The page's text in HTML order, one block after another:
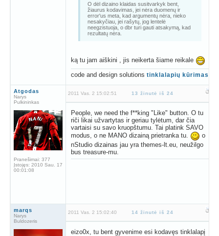
O dėl dizaino klaidas susitvarkyk bent,
žiaurus kodavimas, jei nėra duomenų ir
error'us meta, kad argumentų nėra, nieko
nesakyčiau, jei rašytų, jog lentelė
neegzistuoja, o dbr turi gauti atsakymą, kad
rezultatų nėra.
ką tu jam aiškini , jis neikerta šiame reikale
code and design solutions tinklalapių kūrimas
Atgodas
Narys
Pulkininkas
Pranešimai: 377
Įstojęs: 2010 Sau. 17
00:01:08
2011 Vas. 2 15:02:51 13 žinutė iš 24
People, we need the f**king "Like" button. O tu
riči likai užvartytas ir geriau tylėtum, dar čia
vartaisi su savo kruopštumu. Tai platink SAVO
modus, o ne MANO dizainą prietranka tu.
o
nStudio dizainas jau yra themes-lt.eu, neužilgo
bus treasure-mu.
marqs
Narys
Buldozeris
2011 Vas. 2 15:02:40 14 žinutė iš 24
eizo0x, tu bent gyvenime esi kodavęs tinklalapį